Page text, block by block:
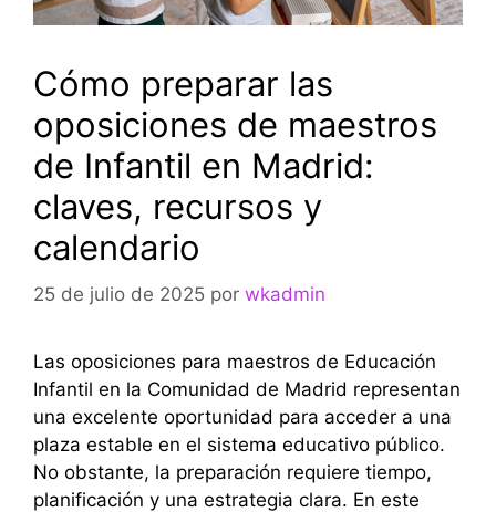
Cómo preparar las
oposiciones de maestros
de Infantil en Madrid:
claves, recursos y
calendario
25 de julio de 2025 por wkadmin
Las oposiciones para maestros de Educación
Infantil en la Comunidad de Madrid representan
una excelente oportunidad para acceder a una
plaza estable en el sistema educativo público.
No obstante, la preparación requiere tiempo,
planificación y una estrategia clara. En este